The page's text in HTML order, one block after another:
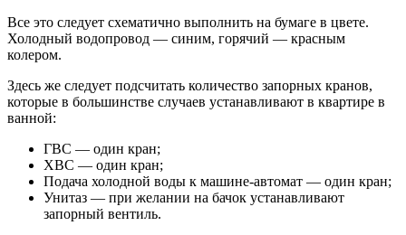
Все это следует схематично выполнить на бумаге в цвете.
Холодный водопровод — синим, горячий — красным
колером.
Здесь же следует подсчитать количество запорных кранов,
которые в большинстве случаев устанавливают в квартире в
ванной:
ГВС — один кран;
ХВС — один кран;
Подача холодной воды к машине-автомат — один кран;
Унитаз — при желании на бачок устанавливают
запорный вентиль.